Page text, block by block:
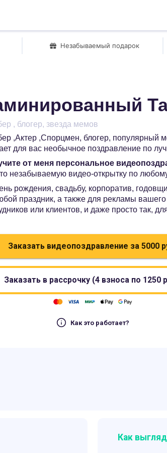
Незабываемый подарок
, блогер, звезда мемов
,Актер ,Спорцмен, блогер, популярный
для вас необычное поздравление по
от меня персональное
незабываемую видео-открытку по
рождения, свадьбу, корпоратив,
праздник, а также для рекламы
или клиентов, и даже просто так,
Заказать видеопоздравление за 5000
Заказать в рассрочку (4 взноса по 1250
Как это работает?
Как